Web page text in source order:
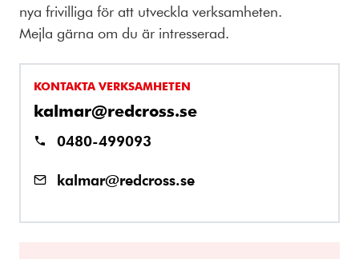
nya frivilliga för att utveckla verksamheten.
Mejla gärna om du är intresserad.
KONTAKTA VERKSAMHETEN
kalmar@redcross.se
0480-499093
kalmar@redcross.se